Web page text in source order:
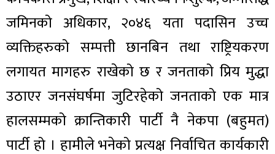
जमिनको अधिकार, २०४६ यता पदासिन उच्च
व्यक्तिहरुको सम्पत्ती छानबिन तथा राष्ट्रियकरण
लगायत मागहरु राखेको छ र जनताको प्रिय मुद्धा
उठाएर जनसंघर्षमा जुटिरहेको जनताको एक मात्र
हालसम्मको क्रान्तिकारी पार्टी नै नेकपा (बहुमत)
पार्टी हो । हामीले भनेको प्रत्यक्ष निर्वाचित कार्यकारी